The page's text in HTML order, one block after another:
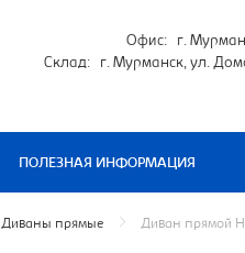
Офис: г.
Склад: г. Мурманск, ул.
ПОЛЕЗНАЯ ИНФОРМАЦИЯ
Диваны прямые Диван прямой